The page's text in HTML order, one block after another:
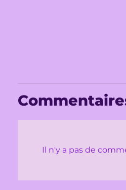
Il n'y a pas de